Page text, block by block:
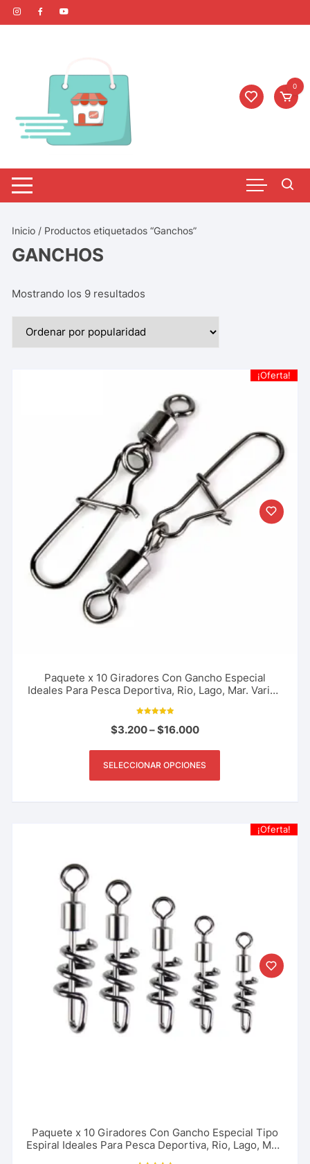
0
Inicio / Productos etiquetados “Ganchos”
GANCHOS
Mostrando los 9 resultados
¡Oferta!
Paquete x 10 Giradores Con Gancho Especial
Ideales Para Pesca Deportiva, Rio, Lago, Mar. Varios
5.00
de 5
$3.200–$16.000
SELECCIONAR OPCIONES
¡Oferta!
Paquete x 10 Giradores Con Gancho Especial Tipo
Espiral Ideales Para Pesca Deportiva, Rio, Lago, Mar.